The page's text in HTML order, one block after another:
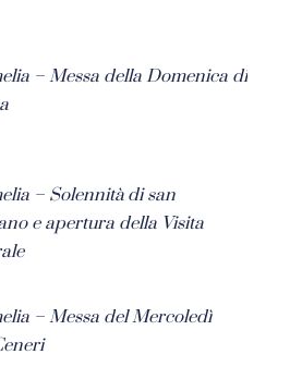
– Messa della Domenica di
– Solennità di san
e apertura della Visita
– Messa del Mercoledì